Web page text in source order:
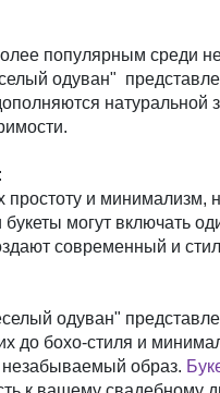
популярным среди
одуван"
и минимализм,
могут включать
современный и
одуван"
до бохо-стиля и
незабываемый образ.